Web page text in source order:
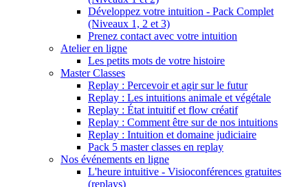
Développez votre intuition - Pack Complet
(Niveaux 1, 2 et 3)
Prenez contact avec votre intuition
Atelier en ligne
Les petits mots de votre histoire
Master Classes
Replay : Percevoir et agir sur le futur
Replay : Les intuitions animale et végétale
Replay : État intuitif et flow créatif
Replay : Comment être sur de nos intuitions
Replay : Intuition et domaine judiciaire
Pack 5 master classes en replay
Nos événements en ligne
L'heure intuitive - Visioconférences gratuites
(replays)